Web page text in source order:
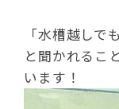
「水槽越しで
と聞かれるこ
います！